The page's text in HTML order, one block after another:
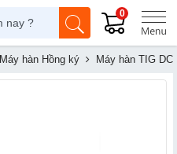
0
Máy hàn Hồng ký Máy hàn TIG